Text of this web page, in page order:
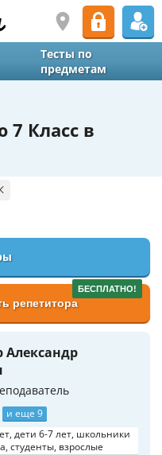
Тесты по
предметам
Класс в
БЕСПЛАТНО!
репетитора
Александр
и еще 9
дети 6-7 лет, школьники
студенты, взрослые